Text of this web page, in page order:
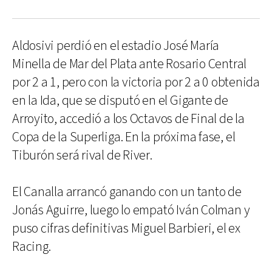
Aldosivi perdió en el estadio José María
Minella de Mar del Plata ante Rosario Central
por 2 a 1, pero con la victoria por 2 a 0 obtenida
en la Ida, que se disputó en el Gigante de
Arroyito, accedió a los Octavos de Final de la
Copa de la Superliga. En la próxima fase, el
Tiburón será rival de River.
El Canalla arrancó ganando con un tanto de
Jonás Aguirre, luego lo empató Iván Colman y
puso cifras definitivas Miguel Barbieri, el ex
Racing.